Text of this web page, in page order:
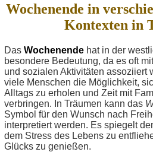
Wochenende in
Kontexten in
Das Wochenende hat in der
besondere Bedeutung, da es oft
und sozialen Aktivitäten assoziiert
viele Menschen die Möglichkeit,
Alltags zu erholen und Zeit mit
verbringen. In Träumen kann das
Symbol für den Wunsch nach
interpretiert werden. Es spiegelt
dem Stress des Lebens zu
Glücks zu genießen.